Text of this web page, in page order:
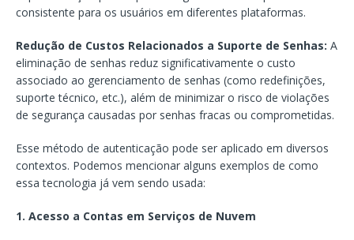
consistente para os usuários em diferentes plataformas.
Redução de Custos Relacionados a Suporte de Senhas: A
eliminação de senhas reduz significativamente o custo
associado ao gerenciamento de senhas (como redefinições,
suporte técnico, etc.), além de minimizar o risco de violações
de segurança causadas por senhas fracas ou comprometidas.
Esse método de autenticação pode ser aplicado em diversos
contextos. Podemos mencionar alguns exemplos de como
essa tecnologia já vem sendo usada:
1. Acesso a Contas em Serviços de Nuvem